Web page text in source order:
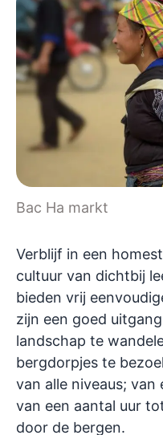
Bac Ha markt
Verblijf in een
cultuur van dichtbij
bieden vrij
zijn een goed
landschap te
bergdorpjes te
van alle niveaus; van
van een aantal uur
door de bergen.